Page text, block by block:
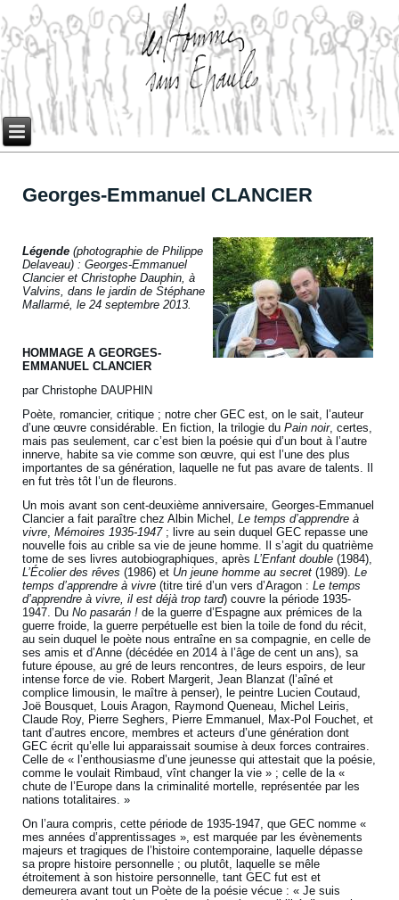
Georges-Emmanuel CLANCIER
Légende(photographie de Philippe
Delaveau) : Georges-Emmanuel
Clancier et Christophe Dauphin, à
Valvins, dans le jardin de Stéphane
Mallarmé, le 24 septembre 2013.
HOMMAGE A GEORGES-
EMMANUEL CLANCIER
par Christophe DAUPHIN
Poète, romancier, critique ; notre cher GEC est, on le sait, l’auteur
d’une œuvre considérable. En fiction, la trilogie duPain noir, certes,
mais pas seulement, car c’est bien la poésie qui d’un bout à l’autre
innerve, habite sa vie comme son œuvre, qui est l’une des plus
importantes de sa génération, laquelle ne fut pas avare de talents. Il
en fut très tôt l’un de fleurons.
Un mois avant son cent-deuxième anniversaire, Georges-Emmanuel
Clancier a fait paraître chez Albin Michel,Le temps d’apprendre à
vivre,Mémoires 1935-1947 ; livre au sein duquel GEC repasse une
nouvelle fois au crible sa vie de jeune homme. Il s’agit du quatrième
tome de ses livres autobiographiques, aprèsL’Enfant double (1984),
L’Écolier des rêves (1986) et Un jeune homme au secret (1989).Le
temps d’apprendre à vivre (titre tiré d’un vers d’Aragon :Le temps
d’apprendre à vivre, il est déjà trop tard) couvre la période 1935-
1947. DuNo pasarán ! de la guerre d’Espagne aux prémices de la
guerre froide, la guerre perpétuelle est bien la toile de fond du récit,
au sein duquel le poète nous entraîne en sa compagnie, en celle de
ses amis et d’Anne (décédée en 2014 à l’âge de cent un ans), sa
future épouse, au gré de leurs rencontres, de leurs espoirs, de leur
intense force de vie. Robert Margerit, Jean Blanzat (l’aîné et
complice limousin, le maître à penser), le peintre Lucien Coutaud,
Joë Bousquet, Louis Aragon, Raymond Queneau, Michel Leiris,
Claude Roy, Pierre Seghers, Pierre Emmanuel, Max-Pol Fouchet, et
tant d’autres encore, membres et acteurs d’une génération dont
GEC écrit qu’elle lui apparaissait soumise à deux forces contraires.
Celle de « l’enthousiasme d’une jeunesse qui attestait que la poésie,
comme le voulait Rimbaud, vînt changer la vie » ; celle de la «
chute de l’Europe dans la criminalité mortelle, représentée par les
nations totalitaires. »
On l’aura compris, cette période de 1935-1947, que GEC nomme «
mes années d’apprentissages », est marquée par les évènements
majeurs et tragiques de l’histoire contemporaine, laquelle dépasse
sa propre histoire personnelle ; ou plutôt, laquelle se mêle
étroitement à son histoire personnelle, tant GEC fut est et
demeurera avant tout un Poète de la poésie vécue : « Je suis